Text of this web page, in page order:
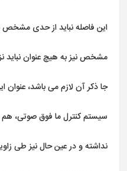
این فاصله نباید از حدی
مشخص نیز به هیچ عنوان نباید
جا ذکر آن لازم می باشد،
سیستم کنترل ما فوق صوتی، هم
نداشته و در عین حال نیز طی